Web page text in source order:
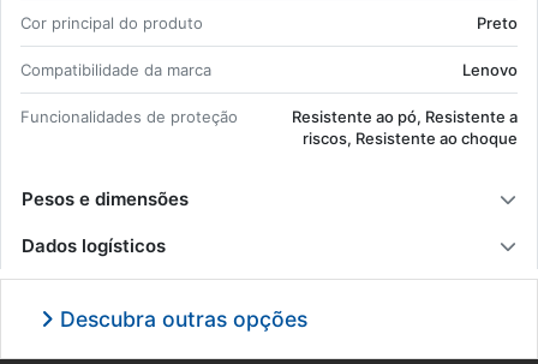
Cor prin­cipal do pro­duto Preto
Com­pa­ti­bi­li­dade da marca Le­novo
Fun­ci­o­na­li­dades de pro­teção
Re­sis­tente ao pó, Re­sis­tente a
riscos, Re­sis­tente ao choque
Pesos e dimensões
Dados logísticos
Descubra outras opções